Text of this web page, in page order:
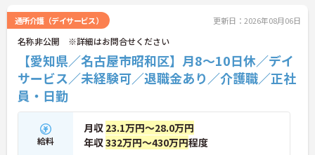
しいたしますのでお気軽にご相談ください！
通所介護（デイサービス） 更新日：2026年08月06日
名称非公開 ※詳細はお問合せください
【愛知県／名古屋市昭和区】月8～10日休／デイ
サービス／未経験可／退職金あり／介護職／正社
員・日勤
給料
月収 23.1万円～28.0万円
年収332万円～430万円程度